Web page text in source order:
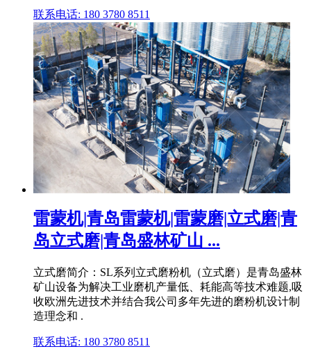
联系电话: 180 3780 8511
雷蒙机|青岛雷蒙机|雷蒙磨|立式磨|青
岛立式磨|青岛盛林矿山 ...
立式磨简介：SL系列立式磨粉机（立式磨）是青岛盛林
矿山设备为解决工业磨机产量低、耗能高等技术难题,吸
收欧洲先进技术并结合我公司多年先进的磨粉机设计制
造理念和 .
联系电话: 180 3780 8511